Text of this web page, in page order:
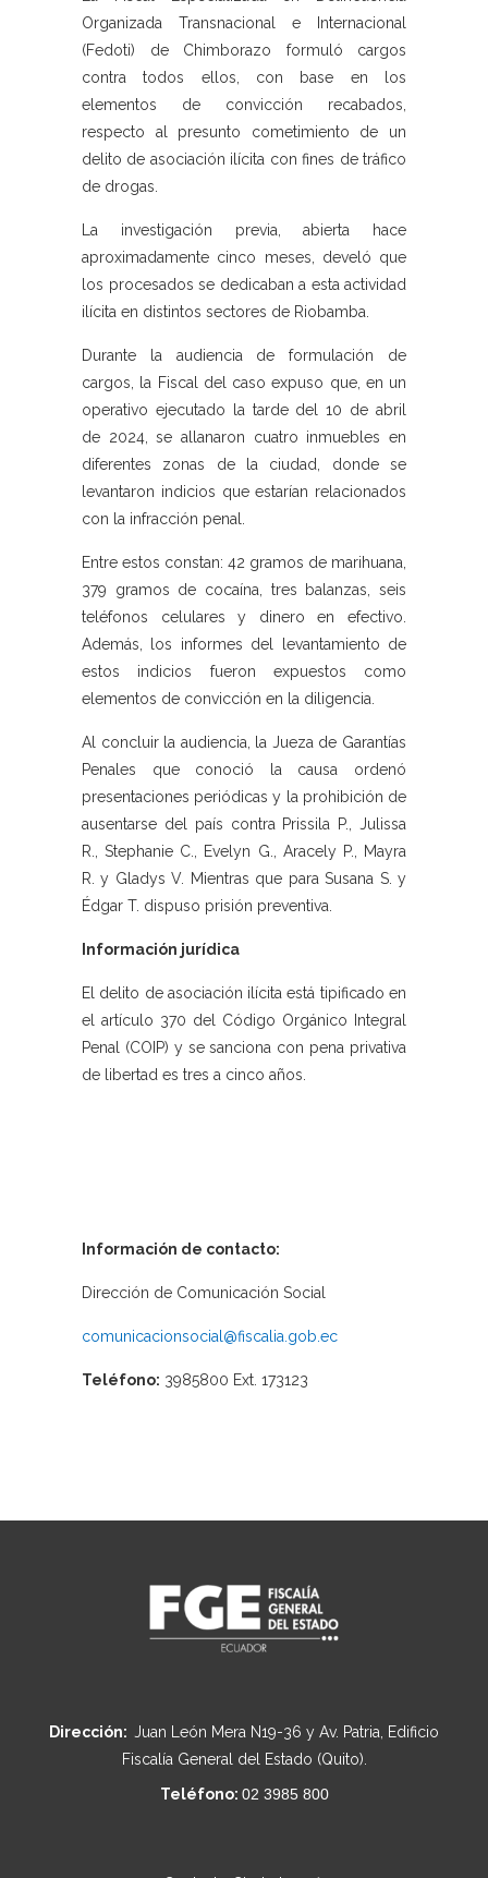
Organizada Transnacional e Internacional
(Fedoti) de Chimborazo formuló cargos
contra todos ellos, con base en los
elementos de convicción recabados,
respecto al presunto cometimiento de un
delito de asociación ilícita con fines de tráfico
de drogas.
La investigación previa, abierta hace
aproximadamente cinco meses, develó que
los procesados se dedicaban a esta actividad
ilícita en distintos sectores de Riobamba.
Durante la audiencia de formulación de
cargos, la Fiscal del caso expuso que, en un
operativo ejecutado la tarde del 10 de abril
de 2024, se allanaron cuatro inmuebles en
diferentes zonas de la ciudad, donde se
levantaron indicios que estarían relacionados
con la infracción penal.
Entre estos constan: 42 gramos de marihuana,
379 gramos de cocaína, tres balanzas, seis
teléfonos celulares y dinero en efectivo.
Además, los informes del levantamiento de
estos indicios fueron expuestos como
elementos de convicción en la diligencia.
Al concluir la audiencia, la Jueza de Garantías
Penales que conoció la causa ordenó
presentaciones periódicas y la prohibición de
ausentarse del país contra Prissila P., Julissa
R., Stephanie C., Evelyn G., Aracely P., Mayra
R. y Gladys V. Mientras que para Susana S. y
Édgar T. dispuso prisión preventiva.
Información jurídica
El delito de asociación ilícita está tipificado en
el artículo 370 del Código Orgánico Integral
Penal (COIP) y se sanciona con pena privativa
de libertad es tres a cinco años.
Información de contacto:
Dirección de Comunicación Social
comunicacionsocial@fiscalia.gob.ec
Teléfono: 3985800 Ext. 173123
Dirección: Juan León Mera N19-36 y Av. Patria, Edificio
Fiscalía General del Estado (Quito).
Teléfono: 02 3985 800